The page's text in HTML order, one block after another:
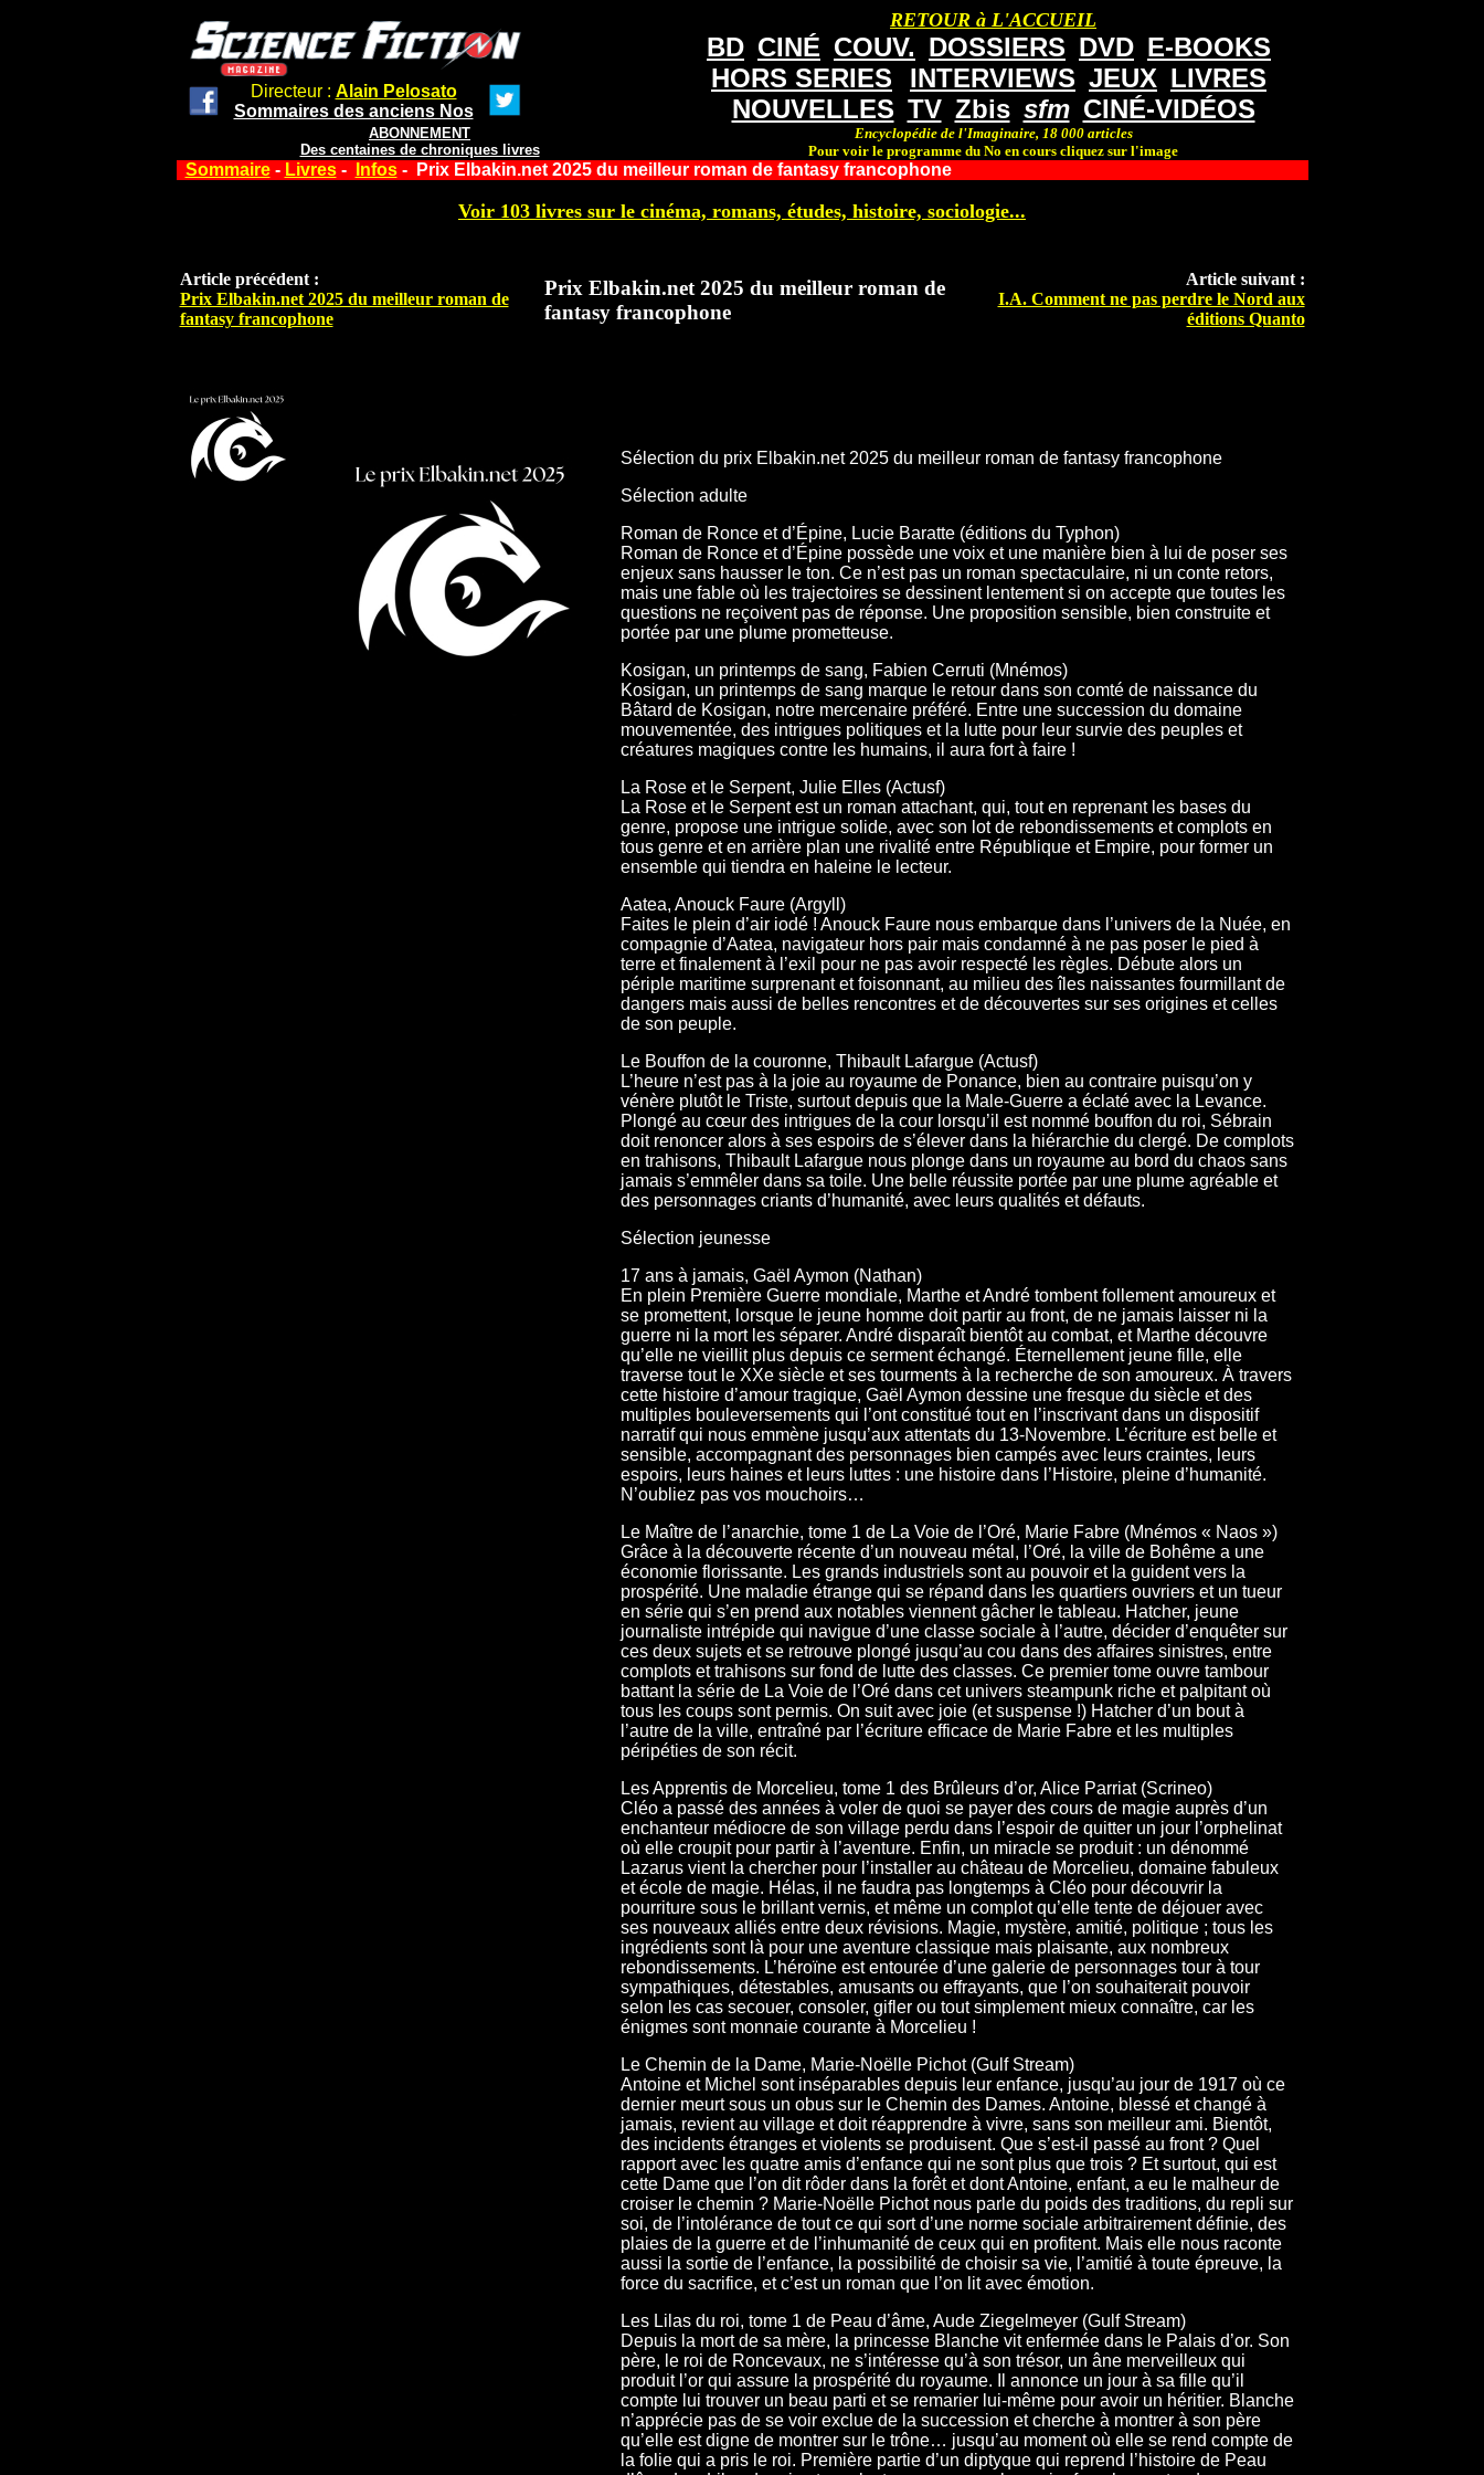
Directeur : Alain Pelosato
Sommaires des anciens Nos
ABONNEMENT
Des centaines de chroniques livres
RETOUR à L'ACCUEIL
BD CINÉ COUV. DOSSIERS DVD E-BOOKS
HORS SERIES
INTERVIEWS JEUX LIVRES
NOUVELLES TV Zbis sfm CINÉ-VIDÉOS
Encyclopédie de l'Imaginaire, 18 000 articles
Pour voir le programme du No en cours cliquez sur l'image
Sommaire- Livres- Infos- Prix Elbakin.net 2025 du meilleur roman de fantasy francophone
Voir 103 livres sur le cinéma, romans, études, histoire, sociologie...
Article précédent :
Prix Elbakin.net 2025 du meilleur roman de
fantasy francophone
Prix Elbakin.net 2025 du meilleur roman de
fantasy francophone
Article suivant :
I.A. Comment ne pas perdre le Nord aux
éditions Quanto
Sélection du prix Elbakin.net 2025 du meilleur roman de fantasy francophone
Sélection adulte
Roman de Ronce et d’Épine, Lucie Baratte (éditions du Typhon)
Roman de Ronce et d’Épine possède une voix et une manière bien à lui de poser ses
enjeux sans hausser le ton. Ce n’est pas un roman spectaculaire, ni un conte retors,
mais une fable où les trajectoires se dessinent lentement si on accepte que toutes les
questions ne reçoivent pas de réponse. Une proposition sensible, bien construite et
portée par une plume prometteuse.
Kosigan, un printemps de sang, Fabien Cerruti (Mnémos)
Kosigan, un printemps de sang marque le retour dans son comté de naissance du
Bâtard de Kosigan, notre mercenaire préféré. Entre une succession du domaine
mouvementée, des intrigues politiques et la lutte pour leur survie des peuples et
créatures magiques contre les humains, il aura fort à faire !
La Rose et le Serpent, Julie Elles (Actusf)
La Rose et le Serpent est un roman attachant, qui, tout en reprenant les bases du
genre, propose une intrigue solide, avec son lot de rebondissements et complots en
tous genre et en arrière plan une rivalité entre République et Empire, pour former un
ensemble qui tiendra en haleine le lecteur.
Aatea, Anouck Faure (Argyll)
Faites le plein d’air iodé ! Anouck Faure nous embarque dans l’univers de la Nuée, en
compagnie d’Aatea, navigateur hors pair mais condamné à ne pas poser le pied à
terre et finalement à l’exil pour ne pas avoir respecté les règles. Débute alors un
périple maritime surprenant et foisonnant, au milieu des îles naissantes fourmillant de
dangers mais aussi de belles rencontres et de découvertes sur ses origines et celles
de son peuple.
Le Bouffon de la couronne, Thibault Lafargue (Actusf)
L’heure n’est pas à la joie au royaume de Ponance, bien au contraire puisqu’on y
vénère plutôt le Triste, surtout depuis que la Male-Guerre a éclaté avec la Levance.
Plongé au cœur des intrigues de la cour lorsqu’il est nommé bouffon du roi, Sébrain
doit renoncer alors à ses espoirs de s’élever dans la hiérarchie du clergé. De complots
en trahisons, Thibault Lafargue nous plonge dans un royaume au bord du chaos sans
jamais s’emmêler dans sa toile. Une belle réussite portée par une plume agréable et
des personnages criants d’humanité, avec leurs qualités et défauts.
Sélection jeunesse
17 ans à jamais, Gaël Aymon (Nathan)
En plein Première Guerre mondiale, Marthe et André tombent follement amoureux et
se promettent, lorsque le jeune homme doit partir au front, de ne jamais laisser ni la
guerre ni la mort les séparer. André disparaît bientôt au combat, et Marthe découvre
qu’elle ne vieillit plus depuis ce serment échangé. Éternellement jeune fille, elle
traverse tout le XXe siècle et ses tourments à la recherche de son amoureux. À travers
cette histoire d’amour tragique, Gaël Aymon dessine une fresque du siècle et des
multiples bouleversements qui l’ont constitué tout en l’inscrivant dans un dispositif
narratif qui nous emmène jusqu’aux attentats du 13-Novembre. L’écriture est belle et
sensible, accompagnant des personnages bien campés avec leurs craintes, leurs
espoirs, leurs haines et leurs luttes : une histoire dans l’Histoire, pleine d’humanité.
N’oubliez pas vos mouchoirs…
Le Maître de l’anarchie, tome 1 de La Voie de l’Oré, Marie Fabre (Mnémos « Naos »)
Grâce à la découverte récente d’un nouveau métal, l’Oré, la ville de Bohême a une
économie florissante. Les grands industriels sont au pouvoir et la guident vers la
prospérité. Une maladie étrange qui se répand dans les quartiers ouvriers et un tueur
en série qui s’en prend aux notables viennent gâcher le tableau. Hatcher, jeune
journaliste intrépide qui navigue d’une classe sociale à l’autre, décider d’enquêter sur
ces deux sujets et se retrouve plongé jusqu’au cou dans des affaires sinistres, entre
complots et trahisons sur fond de lutte des classes. Ce premier tome ouvre tambour
battant la série de La Voie de l’Oré dans cet univers steampunk riche et palpitant où
tous les coups sont permis. On suit avec joie (et suspense !) Hatcher d’un bout à
l’autre de la ville, entraîné par l’écriture efficace de Marie Fabre et les multiples
péripéties de son récit.
Les Apprentis de Morcelieu, tome 1 des Brûleurs d’or, Alice Parriat (Scrineo)
Cléo a passé des années à voler de quoi se payer des cours de magie auprès d’un
enchanteur médiocre de son village perdu dans l’espoir de quitter un jour l’orphelinat
où elle croupit pour partir à l’aventure. Enfin, un miracle se produit : un dénommé
Lazarus vient la chercher pour l’installer au château de Morcelieu, domaine fabuleux
et école de magie. Hélas, il ne faudra pas longtemps à Cléo pour découvrir la
pourriture sous le brillant vernis, et même un complot qu’elle tente de déjouer avec
ses nouveaux alliés entre deux révisions. Magie, mystère, amitié, politique ; tous les
ingrédients sont là pour une aventure classique mais plaisante, aux nombreux
rebondissements. L’héroïne est entourée d’une galerie de personnages tour à tour
sympathiques, détestables, amusants ou effrayants, que l’on souhaiterait pouvoir
selon les cas secouer, consoler, gifler ou tout simplement mieux connaître, car les
énigmes sont monnaie courante à Morcelieu !
Le Chemin de la Dame, Marie-Noëlle Pichot (Gulf Stream)
Antoine et Michel sont inséparables depuis leur enfance, jusqu’au jour de 1917 où ce
dernier meurt sous un obus sur le Chemin des Dames. Antoine, blessé et changé à
jamais, revient au village et doit réapprendre à vivre, sans son meilleur ami. Bientôt,
des incidents étranges et violents se produisent. Que s’est-il passé au front ? Quel
rapport avec les quatre amis d’enfance qui ne sont plus que trois ? Et surtout, qui est
cette Dame que l’on dit rôder dans la forêt et dont Antoine, enfant, a eu le malheur de
croiser le chemin ? Marie-Noëlle Pichot nous parle du poids des traditions, du repli sur
soi, de l’intolérance de tout ce qui sort d’une norme sociale arbitrairement définie, des
plaies de la guerre et de l’inhumanité de ceux qui en profitent. Mais elle nous raconte
aussi la sortie de l’enfance, la possibilité de choisir sa vie, l’amitié à toute épreuve, la
force du sacrifice, et c’est un roman que l’on lit avec émotion.
Les Lilas du roi, tome 1 de Peau d’âme, Aude Ziegelmeyer (Gulf Stream)
Depuis la mort de sa mère, la princesse Blanche vit enfermée dans le Palais d’or. Son
père, le roi de Roncevaux, ne s’intéresse qu’à son trésor, un âne merveilleux qui
produit l’or qui assure la prospérité du royaume. Il annonce un jour à sa fille qu’il
compte lui trouver un beau parti et se remarier lui-même pour avoir un héritier. Blanche
n’apprécie pas de se voir exclue de la succession et cherche à montrer à son père
qu’elle est digne de montrer sur le trône… jusqu’au moment où elle se rend compte de
la folie qui a pris le roi. Première partie d’un diptyque qui reprend l’histoire de Peau